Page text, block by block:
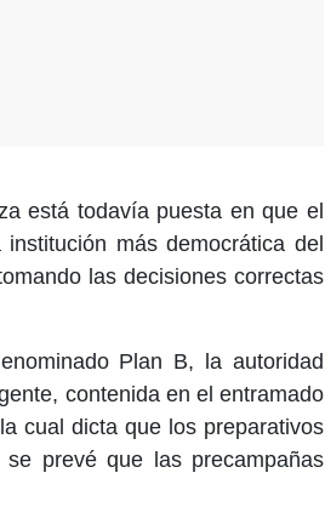
está todavía puesta en que el
más democrática del
las decisiones correctas
Plan B, la autoridad
contenida en el entramado
cual dicta que los preparativos
prevé que las precampañas